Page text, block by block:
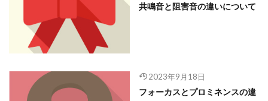
共鳴音と阻害音の違いについて
2023年9月18日
フォーカスとプロミネンスの違